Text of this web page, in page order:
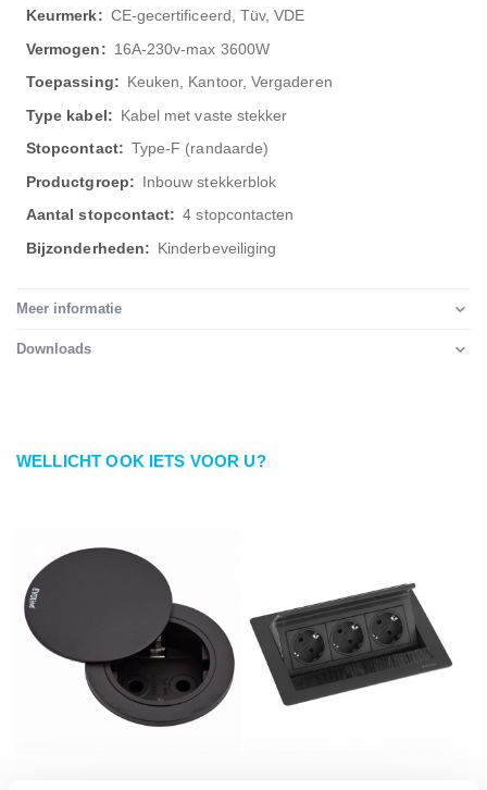
CE-gecertificeerd, Tüv, VDE
16A-230v-max 3600W
Keuken, Kantoor, Vergaderen
Kabel met vaste stekker
Type-F (randaarde)
Inbouw stekkerblok
4 stopcontacten
Kinderbeveiliging
Meer informatie
Downloads
WELLICHT OOK IETS VOOR U?